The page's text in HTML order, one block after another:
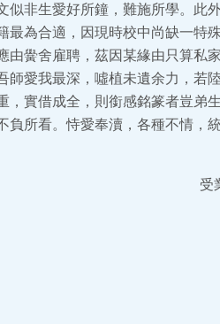
非生愛好所鐘，難施所學。此
為合適，因現時校中尚缺一特
黌舍雇聘，茲因某緣由只算私
師愛我最深，噓植未遺余力，若
實借成全，則銜感銘篆者豈弟
所看。恃愛奉瀆，各種不情，
受